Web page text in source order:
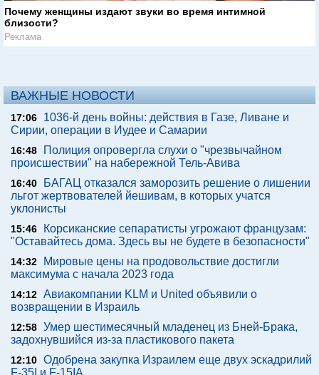
Почему женщины издают звуки во время интимной
близости?
Реклама
ВАЖНЫЕ НОВОСТИ
17:06
1036-й день войны: действия в Газе, Ливане и
Сирии, операции в Иудее и Самарии
16:48
Полиция опровергла слухи о "чрезвычайном
происшествии" на набережной Тель-Авива
16:40
БАГАЦ отказался заморозить решение о лишении
льгот жертвователей йешивам, в которых учатся
уклонисты
15:46
Корсиканские сепаратисты угрожают французам:
"Оставайтесь дома. Здесь вы не будете в безопасности"
14:32
Мировые цены на продовольствие достигли
максимума с начала 2023 года
14:12 Авиакомпании KLM и United объявили о
возвращении в Израиль
12:58 Умер шестимесячный младенец из Бней-Брака,
задохнувшийся из-за пластикового пакета
12:10 Одобрена закупка Израилем еще двух эскадрилий